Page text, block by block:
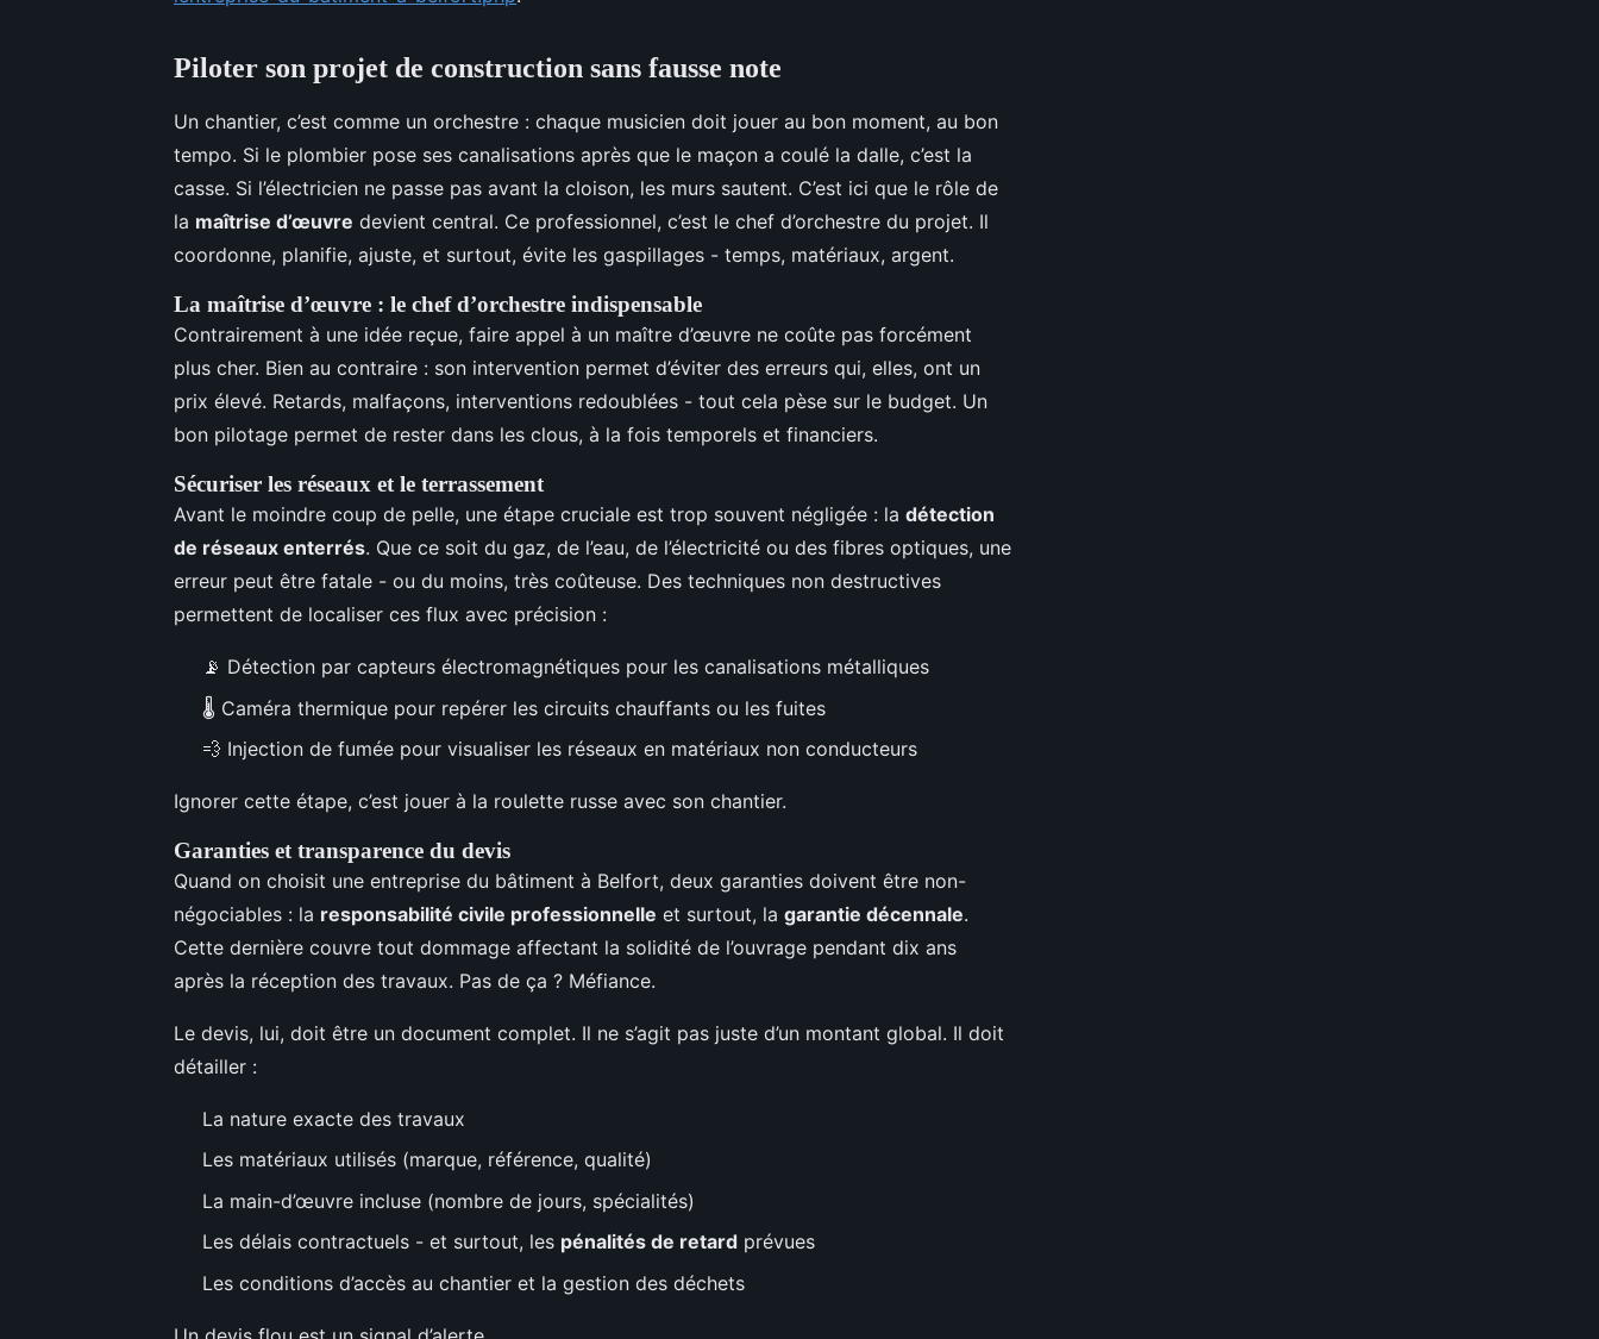
Piloter son projet de construction sans fausse note
Un chantier, c’est comme un orchestre : chaque musicien doit jouer au bon moment, au bon
tempo. Si le plombier pose ses canalisations après que le maçon a coulé la dalle, c’est la
casse. Si l’électricien ne passe pas avant la cloison, les murs sautent. C’est ici que le rôle de
la maîtrise d’œuvre devient central. Ce professionnel, c’est le chef d’orchestre du projet. Il
coordonne, planifie, ajuste, et surtout, évite les gaspillages - temps, matériaux, argent.
La maîtrise d’œuvre : le chef d’orchestre indispensable
Contrairement à une idée reçue, faire appel à un maître d’œuvre ne coûte pas forcément
plus cher. Bien au contraire : son intervention permet d’éviter des erreurs qui, elles, ont un
prix élevé. Retards, malfaçons, interventions redoublées - tout cela pèse sur le budget. Un
bon pilotage permet de rester dans les clous, à la fois temporels et financiers.
Sécuriser les réseaux et le terrassement
Avant le moindre coup de pelle, une étape cruciale est trop souvent négligée : la détection
de réseaux enterrés. Que ce soit du gaz, de l’eau, de l’électricité ou des fibres optiques, une
erreur peut être fatale - ou du moins, très coûteuse. Des techniques non destructives
permettent de localiser ces flux avec précision :
📡 Détection par capteurs électromagnétiques pour les canalisations métalliques
🌡️ Caméra thermique pour repérer les circuits chauffants ou les fuites
💨 Injection de fumée pour visualiser les réseaux en matériaux non conducteurs
Ignorer cette étape, c’est jouer à la roulette russe avec son chantier.
Garanties et transparence du devis
Quand on choisit une entreprise du bâtiment à Belfort, deux garanties doivent être non-
négociables : la responsabilité civile professionnelle et surtout, la garantie décennale.
Cette dernière couvre tout dommage affectant la solidité de l’ouvrage pendant dix ans
après la réception des travaux. Pas de ça ? Méfiance.
Le devis, lui, doit être un document complet. Il ne s’agit pas juste d’un montant global. Il doit
détailler :
La nature exacte des travaux
Les matériaux utilisés (marque, référence, qualité)
La main-d’œuvre incluse (nombre de jours, spécialités)
Les délais contractuels - et surtout, les pénalités de retard prévues
Les conditions d’accès au chantier et la gestion des déchets